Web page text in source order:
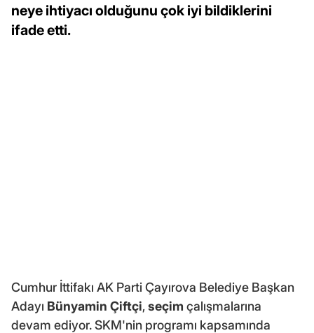
neye ihtiyacı olduğunu çok iyi bildiklerini
ifade etti.
Cumhur İttifakı AK Parti Çayırova Belediye Başkan
Adayı Bünyamin Çiftçi,seçim çalışmalarına
devam ediyor. SKM'nin programı kapsamında